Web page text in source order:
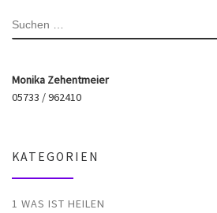
SUCHE
Monika Zehentmeier
05733 / 962410
KATEGORIEN
1 WAS IST HEILEN